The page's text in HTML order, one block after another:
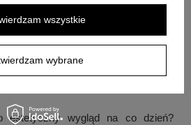
ujęto opakowanie?
producenta.
jest pokryty czystym srebrem?
estetyczny wygląd na co dzień?
wybrane
wszystkie